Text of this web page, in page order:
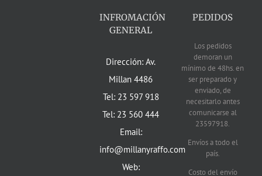
INFROMACIÓN
GENERAL
Dirección: Av.
Millan 4486
Tel: 23 597 918
Tel: 23 560 444
Email:
info@millanyraffo.com
Web:
PEDIDOS
Los pedidos
demoran un
mínimo de 48hs. en
ser preparado y
enviado, de
necesitarlo antes
comunicarse al
23597918.
Envíos a todo el
país.
Costo del envío